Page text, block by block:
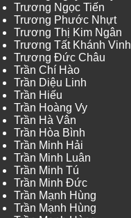
Trương Ngọc Tiến
Trương Phước Nhựt
Trương Thị Kim Ngân
Trương Tất Khánh Vinh
Trương Đức Châu
Trần Chí Hào
Trần Diệu Linh
Trần Hiếu
Trần Hoàng Vy
Trần Hà Vân
Trần Hòa Bình
Trần Minh Hải
Trần Minh Luân
Trần Minh Tú
Trần Minh Đức
Trần Mạnh Hùng
Trần Mạnh Hùng